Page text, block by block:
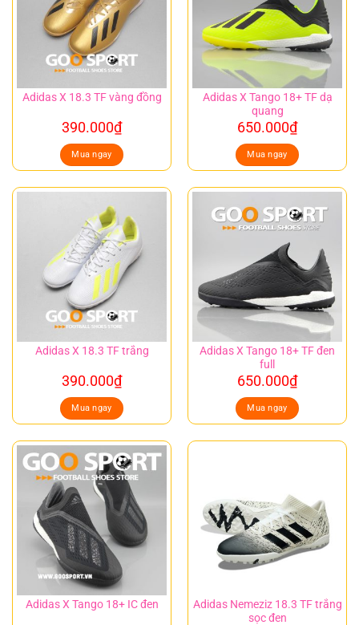
Adidas X 18.3 TF vàng đồng
390.000₫
Mua ngay
Adidas X Tango 18+ TF dạ
quang
650.000₫
Mua ngay
Adidas X 18.3 TF trắng
390.000₫
Mua ngay
Adidas X Tango 18+ TF đen
full
650.000₫
Mua ngay
Adidas X Tango 18+ IC đen
Adidas Nemeziz 18.3 TF trắng
sọc đen